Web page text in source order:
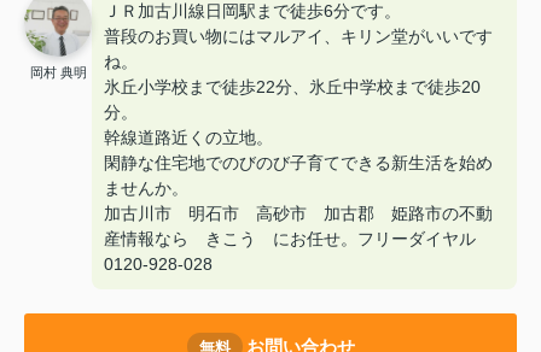
岡村 典明
ＪＲ加古川線日岡駅まで徒歩6分です。
普段のお買い物にはマルアイ、キリン堂がいいです
ね。
氷丘小学校まで徒歩22分、氷丘中学校まで徒歩20
分。
幹線道路近くの立地。
閑静な住宅地でのびのび子育てできる新生活を始め
ませんか。
加古川市 明石市 高砂市 加古郡 姫路市の不動
産情報なら きこう にお任せ。フリーダイヤル
0120-928-028
無料 お問い合わせ